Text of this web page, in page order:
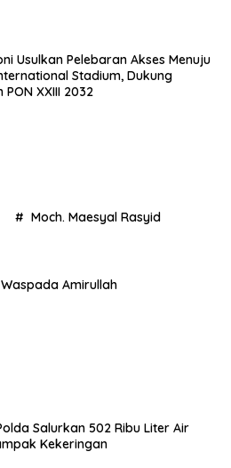
Usulkan Pelebaran Akses Menuju
Stadium, Dukung
PON XXIII 2032
Moch. Maesyal Rasyid
Amirullah
Salurkan 502 Ribu Liter Air
Kekeringan